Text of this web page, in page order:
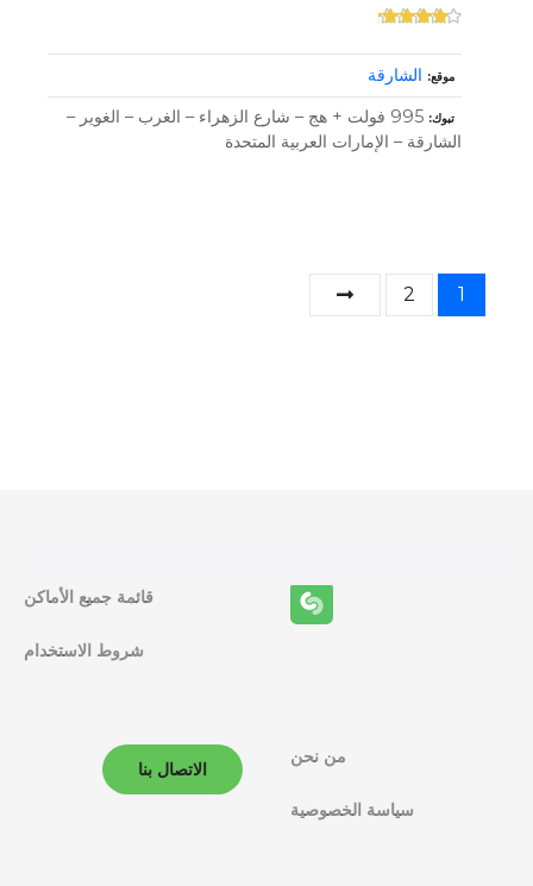
موقع الشارقة
تبوك
995 فولت + هج – شارع الزهراء – الغرب – الغوير –
الشارقة – الإمارات العربية المتحدة
1
2
قائمة جميع الأماكن
شروط الاستخدام
من نحن
سياسة الخصوصية
الاتصال بنا